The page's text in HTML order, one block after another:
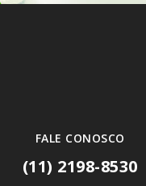
FALE CONOSCO
(11) 2198-8530